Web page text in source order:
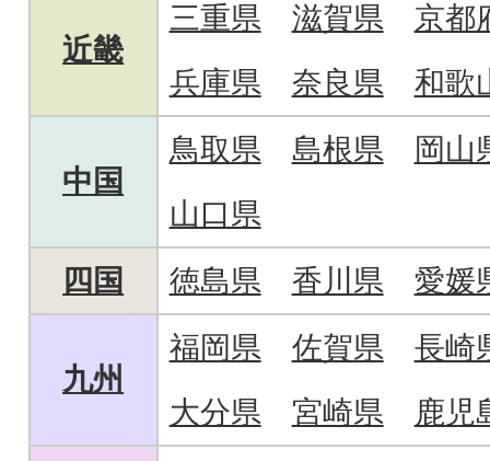
近畿
三重県 滋賀県
京都
兵庫県
奈良県 和歌
中国
鳥取県 島根県
岡山
山口県
四国
徳島県 香川県 愛媛
九州
福岡県 佐賀県
長崎
大分県
宮崎県 鹿児